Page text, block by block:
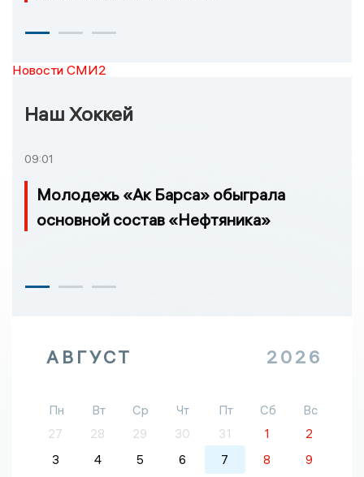
Новости СМИ2
Наш Хоккей
09:01
Молодежь «Ак Барса» обыграла
основной состав «Нефтяника»
АВГУСТ 2026
Пн Вт Ср Чт Пт Сб
Вс
27
28 29 30 31 1
2
3
4 5 6 7 8
9